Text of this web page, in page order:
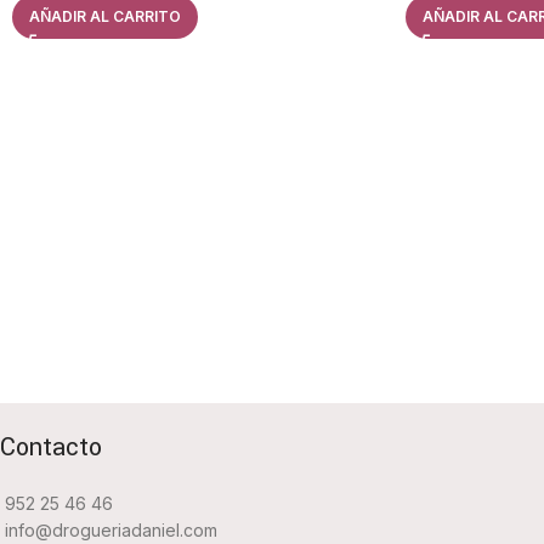
AÑADIR AL CARRITO AÑADIR AL
Contacto
952 25 46 46
info@drogueriadaniel.com